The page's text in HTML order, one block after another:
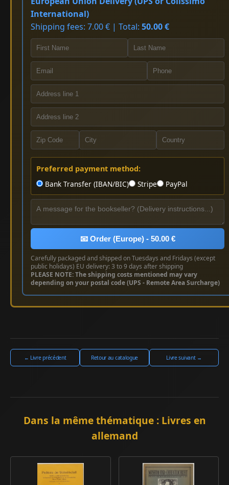
International)
Shipping fees: 7.00 € | Total: 50.00 €
Preferred payment method:
Bank Transfer (IBAN/BIC)
Stripe PayPal
📧 Order (Europe) - 50.00 €
Carefully packaged and shipped on Tuesdays and Fridays (except
public holidays) EU delivery: 3 to 9 days after shipping
PLEASE NOTE: The shipping costs mentioned may vary
depending on your postal code (UPS - Remote Area Surcharge)
← Livre précédent Retour au catalogue Livre suivant →
Dans la même thématique : Livres en
allemand